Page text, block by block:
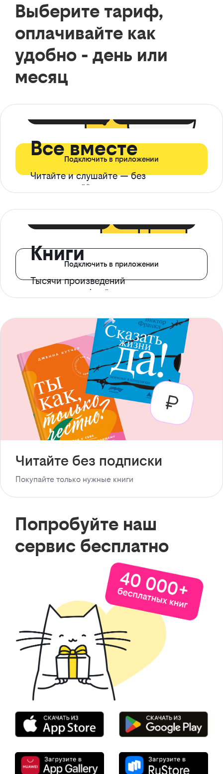
Выберите тариф,
оплачивайте как
удобно - день или
месяц
Все вместе
Читайте и слушайте — без
ограничений*
Подключить в приложении
Книги
Тысячи произведений
с доступом офлайн
Подключить в приложении
Читайте без подписки
Покупайте только нужные книги
Попробуйте наш
сервис бесплатно